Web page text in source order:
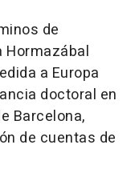
de
Hormazábal
a Europa
doctoral en
Barcelona,
de cuentas de